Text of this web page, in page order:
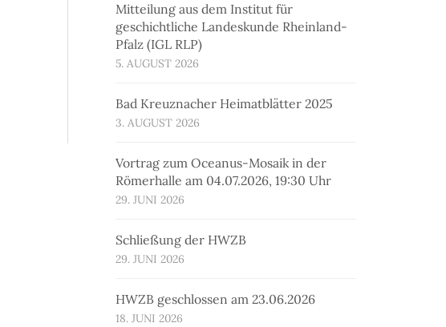
Mitteilung aus dem Institut für
geschichtliche Landeskunde Rheinland-
Pfalz (IGL RLP)
5. AUGUST 2026
Bad Kreuznacher Heimatblätter 2025
3. AUGUST 2026
Vortrag zum Oceanus-Mosaik in der
Römerhalle am 04.07.2026, 19:30 Uhr
29. JUNI 2026
Schließung der HWZB
29. JUNI 2026
HWZB geschlossen am 23.06.2026
18. JUNI 2026